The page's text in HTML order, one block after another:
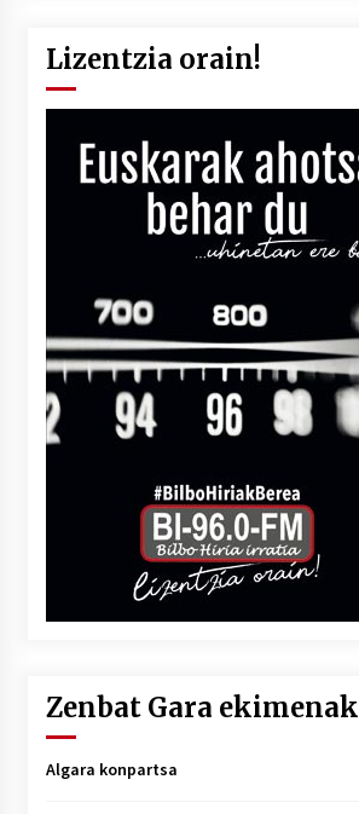
Lizentzia orain!
Zenbat Gara ekimenak
Algara konpartsa